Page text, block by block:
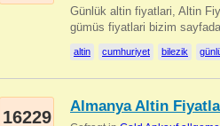
Günlük altin fiyatlari, Altin
gümüs fiyatlari bizim
altin cumhuriyet bilezik
16229
Almanya Altin